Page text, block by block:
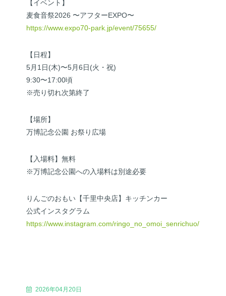
【イベント】
麦食音祭2026 〜アフターEXPO〜
https://www.expo70-park.jp/event/75655/
【日程】
5月1日(木)〜5月6日(火・祝)
9:30〜17:00頃
※売り切れ次第終了
【場所】
万博記念公園 お祭り広場
【入場料】無料
※万博記念公園への入場料は別途必要
りんごのおもい【千里中央店】キッチンカー
公式インスタグラム
https://www.instagram.com/ringo_no_omoi_senrichuo/
2026年04月20日